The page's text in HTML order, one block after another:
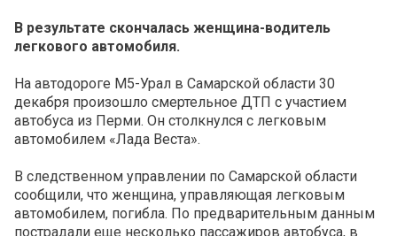
В результате скончалась женщина-водитель
легкового автомобиля.
На автодороге М5-Урал в Самарской области 30
декабря произошло смертельное ДТП с участием
автобуса из Перми. Он столкнулся с легковым
автомобилем «Лада Веста».
В следственном управлении по Самарской области
сообщили, что женщина, управляющая легковым
автомобилем, погибла. По предварительным данным
пострадали еще несколько пассажиров автобуса, в